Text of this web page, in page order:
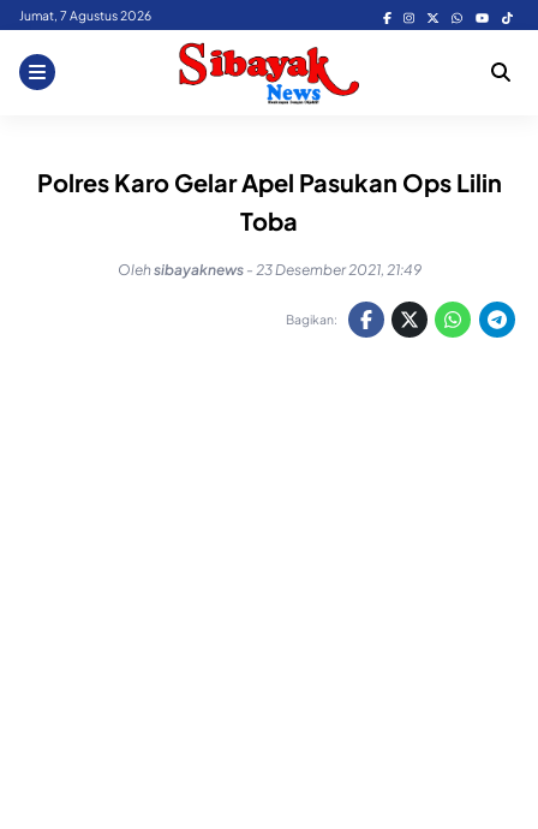
Skip
content
Jumat, 7 Agustus 2026
Polres Karo Gelar Apel Pasukan Ops Lilin
Toba
Olehsibayaknews - 23 Desember 2021, 21:49
Bagikan: